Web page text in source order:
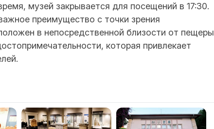
музей закрывается для посещений в 17:30.
преимущество с точки зрения
в непосредственной близости от пещеры
которая привлекает